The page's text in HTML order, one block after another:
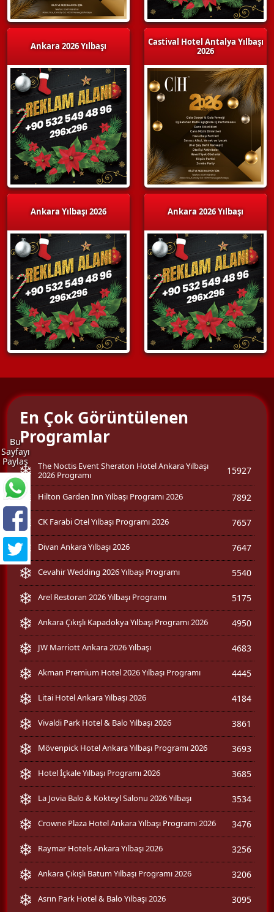
Ankara 2026 Yılbaşı
Ankara Yılbaşı 2026
Castival Hotel Antalya Yılbaşı
2026
Ankara 2026 Yılbaşı
Bu
Sayfayı
Paylaş
En Çok Görüntülenen
Programlar
The Noctis Event Sheraton Hotel Ankara Yılbaşı
2026 Programı
15927
Hilton Garden Inn Yılbaşı Programı 2026 7892
CK Farabi Otel Yılbaşı Programı 2026 7657
Divan Ankara Yılbaşı 2026 7647
Cevahir Wedding 2026 Yılbaşı Programı 5540
Arel Restoran 2026 Yılbaşı Programı 5175
Ankara Çıkışlı Kapadokya Yılbaşı Programı 2026 4950
JW Marriott Ankara 2026 Yılbaşı 4683
Akman Premium Hotel 2026 Yılbaşı Programı 4445
Litai Hotel Ankara Yılbaşı 2026 4184
Vivaldi Park Hotel & Balo Yılbaşı 2026 3861
Mövenpick Hotel Ankara Yılbaşı Programı 2026 3693
Hotel İçkale Yılbaşı Programı 2026 3685
La Jovia Balo & Kokteyl Salonu 2026 Yılbaşı 3534
Crowne Plaza Hotel Ankara Yılbaşı Programı 2026 3476
Raymar Hotels Ankara Yılbaşı 2026 3256
Ankara Çıkışlı Batum Yılbaşı Programı 2026 3206
Asrın Park Hotel & Balo Yılbaşı 2026 3095